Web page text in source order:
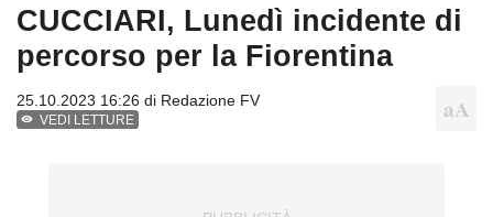
CUCCIARI, Lunedì incidente di
percorso per la Fiorentina
25.10.2023 16:26 di Redazione FV
VEDI LETTURE